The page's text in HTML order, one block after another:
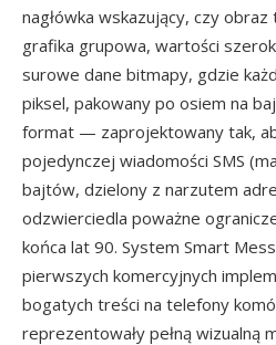
nagłówka wskazujący, czy
grafika grupowa, wartości
surowe dane bitmapy, gdzie
piksel, pakowany po osiem na
format — zaprojektowany tak,
pojedynczej wiadomości SMS
bajtów, dzielony z narzutem
odzwierciedla poważne
końca lat 90. System Smart
pierwszych komercyjnych
bogatych treści na telefony
reprezentowały pełną wizualną